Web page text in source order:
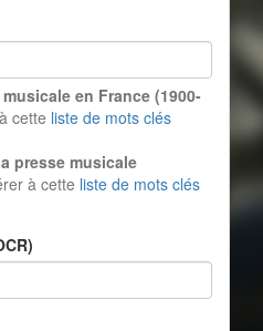
en France (1900-
cette liste de mots clés
presse musicale
à cette liste de mots clés